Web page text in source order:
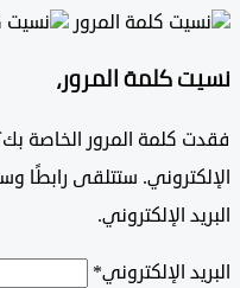
كلمة المرور،
كلمة المرور الخاصة بك؟
ستتلقى رابطًا
الإلكتروني.
الإلكتروني*